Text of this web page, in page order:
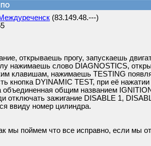
ПО
(83.149.48.---)
открываешь прогу, запускаешь
нажимаешь слово DIAGNOSTICS,
клавишам, нажимаешь TESTING
кнопка DYINAMIC TEST, при её нажатии
объединенная общим названием
отключать зажигание DISABLE 1,
ввиду номер цилиндра.
мы поймем что все исправно, если мы